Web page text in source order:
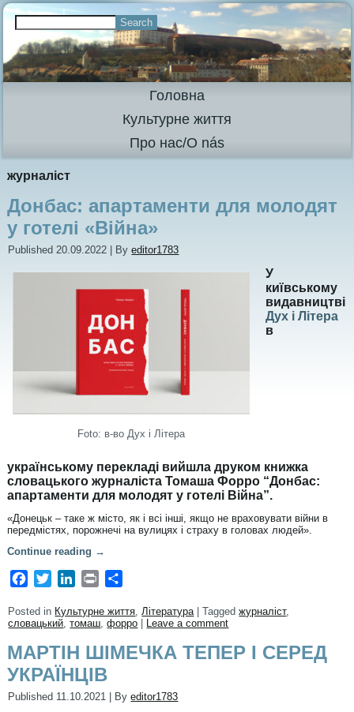
Головна
Культурне життя
Про нас/O nás
журналіст
Донбас: апартаменти для молодят
у готелі «Війна»
Published 20.09.2022 By editor1783
Foto: в-во Дух і Літера
У
київському
видавництві
Дух і Літера
в
українському перекладі вийшла друком книжка
словацького журналіста Томаша Форро “Донбас:
апартаменти для молодят у готелі Війна”.
«Донецьк – таке ж місто, як і всі інші, якщо не враховувати війни в
передмістях, порожнечі на вулицях і страху в головах людей».
Continue reading →
Facebook
TwitterLinkedIn
Print
Posted in Культурне життя Література |Tagged журналіст,
словацький ,томаш ,форро Leave a comment
МАРТІН ШІМЕЧКА ТЕПЕР І СЕРЕД
УКРАЇНЦІВ
Published 11.10.2021 By editor1783